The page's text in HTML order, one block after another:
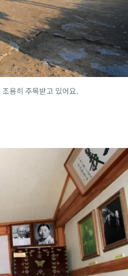
용히 주목받고 있어요.